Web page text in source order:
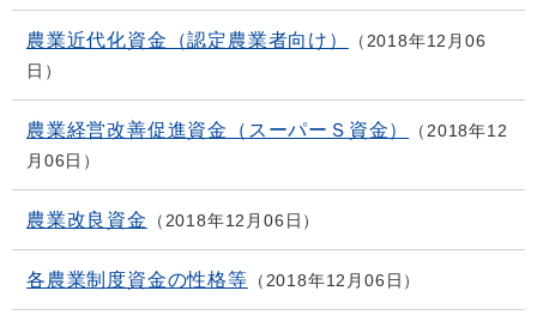
農業近代化資金（認定農業者向け）
2018年12月06
日
農業経営改善促進資金（スーパーＳ資金）
2018年12
月06日
農業改良資金 2018年12月06日
各農業制度資金の性格等 2018年12月06日